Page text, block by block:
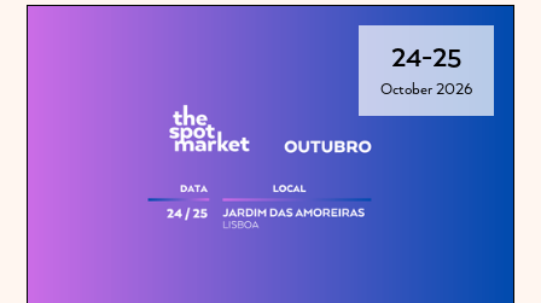
24-25
October 2026